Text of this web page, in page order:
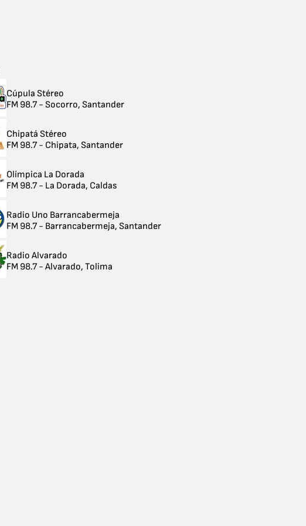
Cúpula Stéreo
FM 98.7 - Socorro, Santander
Chipatá Stéreo
FM 98.7 - Chipata, Santander
Olímpica La Dorada
FM 98.7 - La Dorada, Caldas
Radio Uno Barrancabermeja
FM 98.7 - Barrancabermeja, Santander
Radio Alvarado
FM 98.7 - Alvarado, Tolima